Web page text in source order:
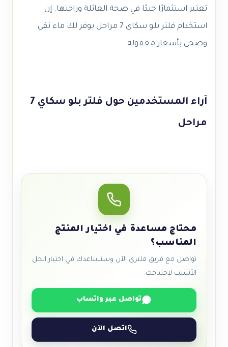
تعتبر استثمارًا جيدًا في صحة العائلة وراحتها. إن
استخدام فلتر بلو سكاي 7 مراحل يوفر لك ماء نقي
وصحي بأسعار معقولة.
آراء المستخدمين حول فلتر بلو سكاي 7
مراحل
محتاج مساعدة في اختيار المنتج
المناسب؟
تواصل مع فريق فلتري الآن وسنساعدك في اختيار الحل
الأنسب لاحتياجك.
تواصل عبر واتساب
اتصل الآن